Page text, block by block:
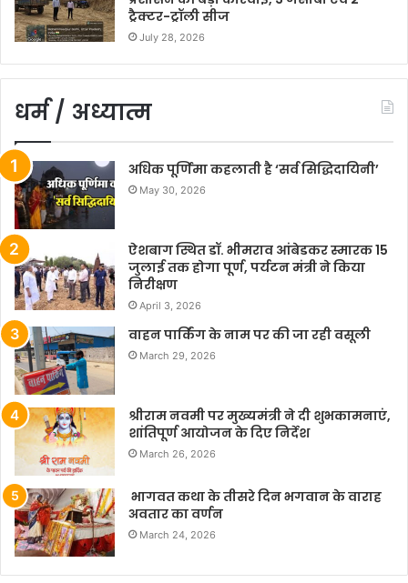
ट्रैक्टर-ट्रॉली सीज
July 28, 2026
धर्म / अध्यात्म
अधिक पूर्णिमा कहलाती है ‘सर्व सिद्धिदायिनी’
May 30, 2026
ऐशबाग स्थित डॉ. भीमराव आंबेडकर स्मारक 15
जुलाई तक होगा पूर्ण, पर्यटन मंत्री ने किया
निरीक्षण
April 3, 2026
वाहन पार्किंग के नाम पर की जा रही वसूली
March 29, 2026
श्रीराम नवमी पर मुख्यमंत्री ने दी शुभकामनाएं,
शांतिपूर्ण आयोजन के दिए निर्देश
March 26, 2026
भागवत कथा के तीसरे दिन भगवान के वाराह
अवतार का वर्णन
March 24, 2026